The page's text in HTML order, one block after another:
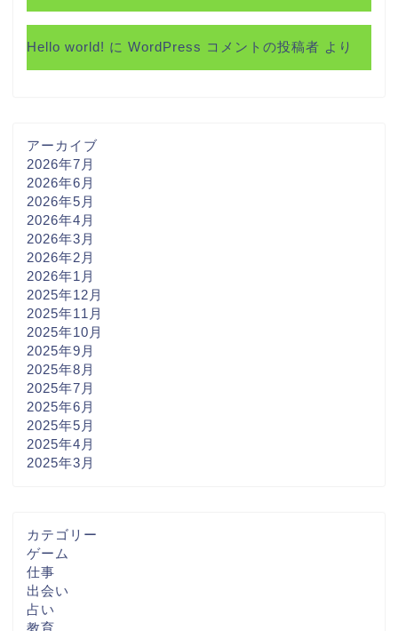
Hello world! に WordPress コメントの投稿者 より
アーカイブ
2026年7月
2026年6月
2026年5月
2026年4月
2026年3月
2026年2月
2026年1月
2025年12月
2025年11月
2025年10月
2025年9月
2025年8月
2025年7月
2025年6月
2025年5月
2025年4月
2025年3月
カテゴリー
ゲーム
仕事
出会い
占い
教育